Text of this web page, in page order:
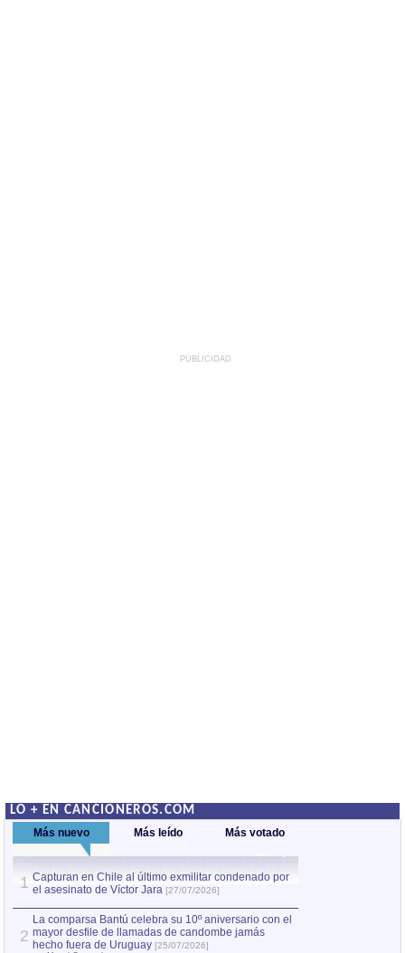
PUBLICIDAD
LO + EN CANCIONEROS.COM
Más nuevo Más leído Más votado
1 Capturan en Chile al último exmilitar condenado por
el asesinato de Víctor Jara [27/07/2026]
2
La comparsa Bantú celebra su 10º aniversario con el
mayor desfile de llamadas de candombe jamás
hecho fuera de Uruguay [25/07/2026]